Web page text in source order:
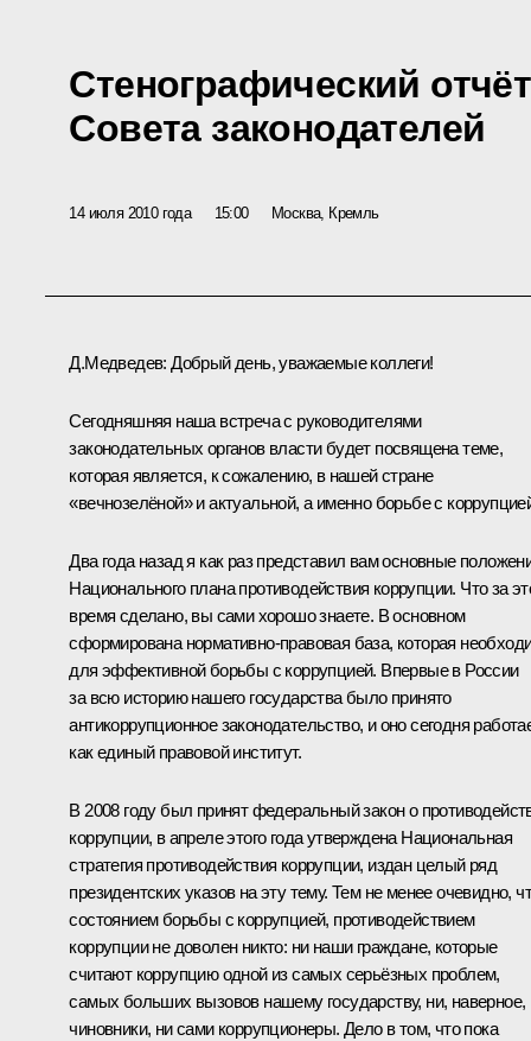
Стенографический
Совета законодателей
14 июля 2010 года 15:00 Москва, Кремль
Д.Медведев: Добрый день, уважаемые коллеги!
Сегодняшняя наша встреча с руководителями
законодательных органов власти будет посвящена теме,
которая является, к сожалению, в нашей стране
«вечнозелёной» и актуальной, а именно борьбе с
Два года назад я как раз представил вам основные
Национального плана противодействия коррупции. Что за
время сделано, вы сами хорошо знаете. В основном
сформирована нормативно-правовая база, которая
для эффективной борьбы с коррупцией. Впервые в России
за всю историю нашего государства было принято
антикоррупционное законодательство, и оно сегодня
как единый правовой институт.
В 2008 году был принят федеральный закон о
коррупции, в апреле этого года утверждена Национальная
стратегия противодействия коррупции, издан целый ряд
президентских указов на эту тему. Тем не менее очевидно,
состоянием борьбы с коррупцией, противодействием
коррупции не доволен никто: ни наши граждане, которые
считают коррупцию одной из самых серьёзных проблем,
самых больших вызовов нашему государству, ни, наверное,
чиновники, ни сами коррупционеры. Дело в том, что пока